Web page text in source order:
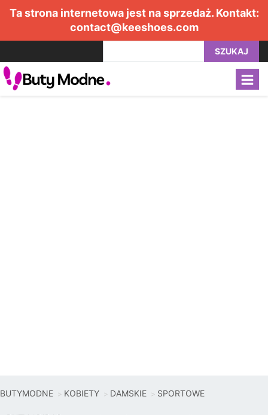
Ta strona internetowa jest na sprzedaż. Kontakt:
contact@keeshoes.com
SZUKAJ
BUTYMODNE KOBIETY DAMSKIE SPORTOWE